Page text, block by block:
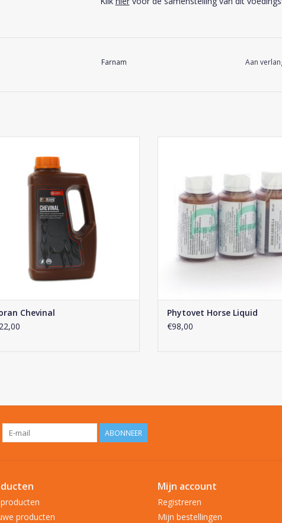
Farnam Aan
TOEVOEGEN AAN WINKELWAGEN
Chevinal
TOEVOEGEN AAN
Phytovet Horse Liquid
€98,00
ABONNEER
producten
Mijn account
Registreren
Mijn bestellingen